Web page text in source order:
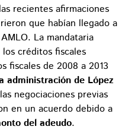
recientes afirmaciones
que habían llegado a
La mandataria
créditos fiscales
fiscales de 2008 a 2013
administración de López
negociaciones previas
en un acuerdo debido a
del adeudo.